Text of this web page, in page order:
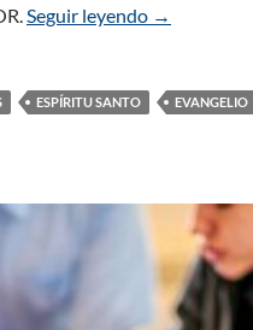
Seguir leyendo ¿Cómo
→
ESPÍRITU SANTO EVANGELIO